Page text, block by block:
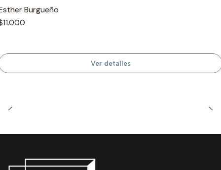
Burgueño
Ver detalles